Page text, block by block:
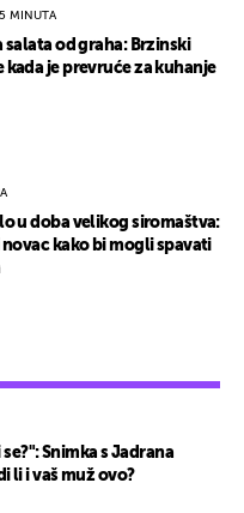
Snimka s Jadrana
li i vaš muž ovo?
MINUTA
salata od graha: Brzinski
kada je prevruće za kuhanje
u doba velikog siromaštva:
novac kako bi mogli spavati